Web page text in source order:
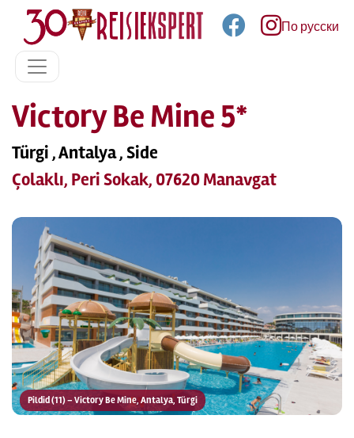
По русски
Victory Be Mine 5*
Türgi , Antalya , Side
Çolaklı, Peri Sokak, 07620 Manavgat
Pildid (11) – Victory Be Mine, Antalya, Türgi